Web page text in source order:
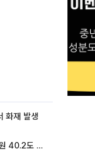
화재 발생
도 기록